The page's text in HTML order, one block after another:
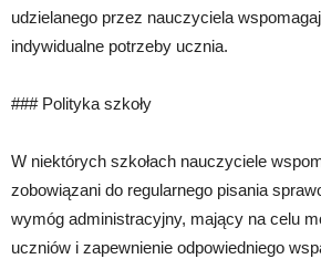
udzielanego przez nauczyciela
indywidualne potrzeby ucznia.
### Polityka szkoły
W niektórych szkołach nauczyciele
zobowiązani do regularnego pisania
wymóg administracyjny, mający na celu
uczniów i zapewnienie odpowiedniego